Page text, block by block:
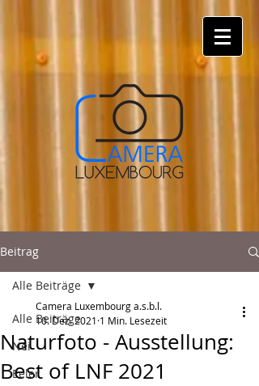
Beitrag
Alle Beiträge
Nei
Eeler
Alle Beiträge
Naturfoto - Ausstellung:
Best of LNF 2021
Camera Luxembourg a.s.b.l.
10. Dez. 2021 1 Min. Lesezeit